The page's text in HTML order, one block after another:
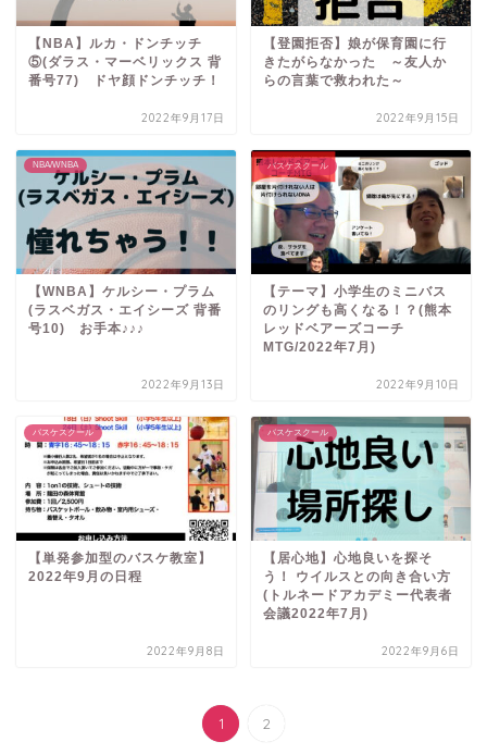
【NBA】ルカ・ドンチッチ
⑤(ダラス・マーベリックス 背
番号77) ドヤ顔ドンチッチ！
2022年9月17日
【登園拒否】娘が保育園に行
きたがらなかった ～友人か
らの言葉で救われた～
2022年9月15日
NBA/WNBA
【WNBA】ケルシー・プラム
(ラスベガス・エイシーズ 背番
号10) お手本♪♪♪
2022年9月13日
バスケスクール
【テーマ】小学生のミニバス
のリングも高くなる！？(熊本
レッドベアーズコーチ
MTG/2022年7月)
2022年9月10日
バスケスクール
【単発参加型のバスケ教室】
2022年9月の日程
2022年9月8日
バスケスクール
【居心地】心地良いを探そ
う！ ウイルスとの向き合い方
(トルネードアカデミー代表者
会議2022年7月)
2022年9月6日
1 2